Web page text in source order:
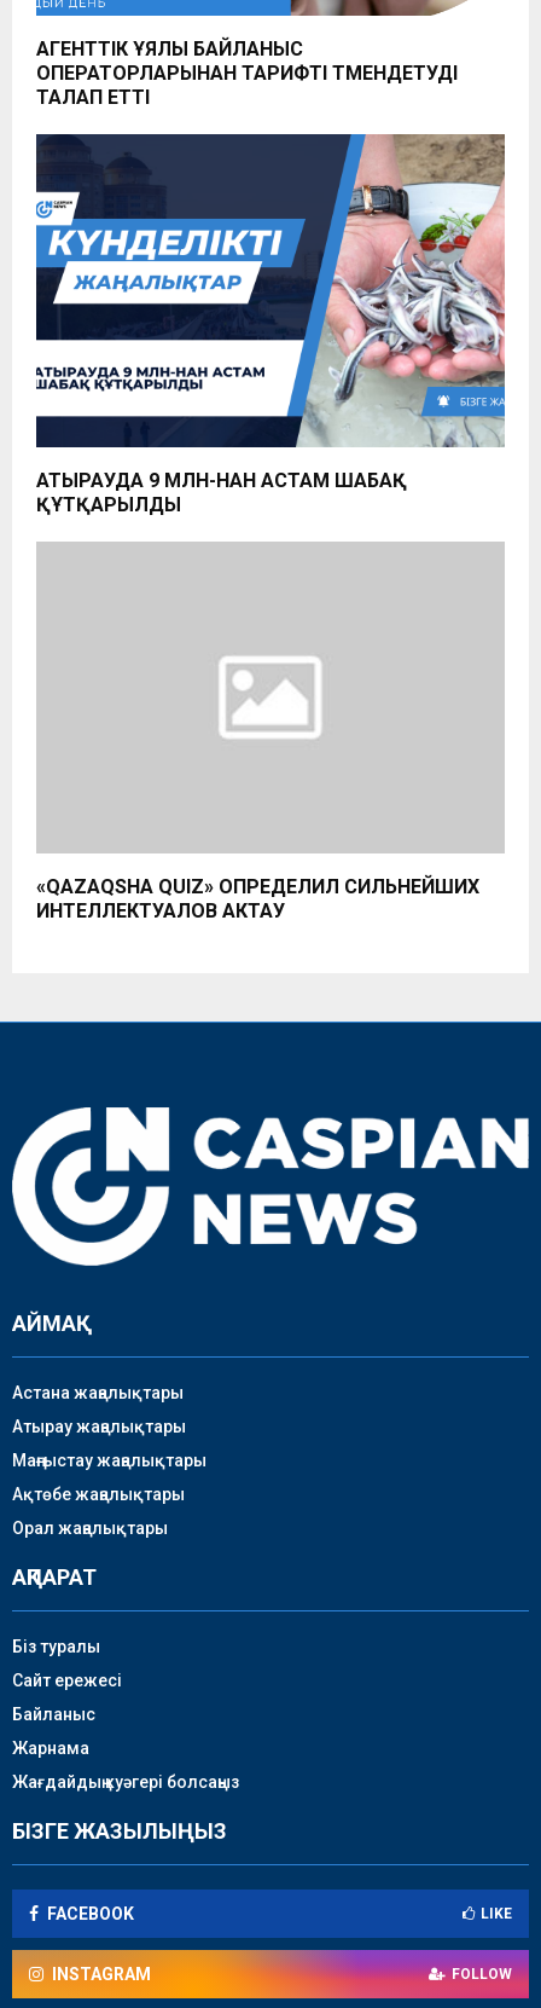
АГЕНТТІК ҰЯЛЫ БАЙЛАНЫС
ОПЕРАТОРЛАРЫНАН ТАРИФТІ ТӨМЕНДЕТУДІ
ТАЛАП ЕТТІ
АТЫРАУДА 9 МЛН-НАН АСТАМ ШАБАҚ
ҚҰТҚАРЫЛДЫ
«QAZAQSHA QUIZ» ОПРЕДЕЛИЛ СИЛЬНЕЙШИХ
ИНТЕЛЛЕКТУАЛОВ АКТАУ
АЙМАҚ
Астана жаңалықтары
Атырау жаңалықтары
Маңғыстау жаңалықтары
Ақтөбе жаңалықтары
Орал жаңалықтары
АҚПАРАТ
Біз туралы
Сайт ережесі
Байланыс
Жарнама
Жағдайдың куәгері болсаңыз
БІЗГЕ ЖАЗЫЛЫҢЫЗ
FACEBOOK LIKE
INSTAGRAM FOLLOW